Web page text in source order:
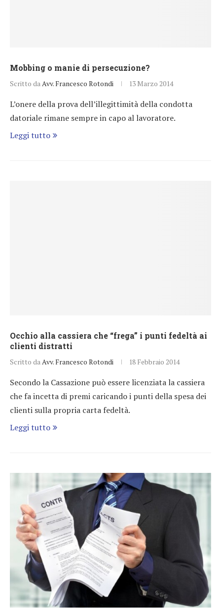
Mobbing o manie di persecuzione?
Scritto da Avv. Francesco Rotondi 13 Marzo 2014
L’onere della prova dell’illegittimità della condotta
datoriale rimane sempre in capo al lavoratore.
Leggi tutto
Occhio alla cassiera che “frega” i punti fedeltà ai
clienti distratti
Scritto da Avv. Francesco Rotondi 18 Febbraio 2014
Secondo la Cassazione può essere licenziata la cassiera
che fa incetta di premi caricando i punti della spesa dei
clienti sulla propria carta fedeltà.
Leggi tutto